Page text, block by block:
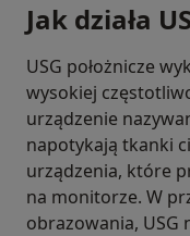
Jak działa
USG położnicze
wysokiej
urządzenie
napotykają tkanki
urządzenia, które
na monitorze. W
obrazowania, USG